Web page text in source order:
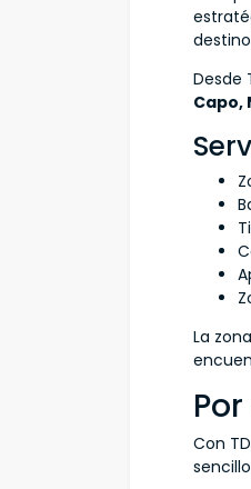
Desde
Capo,
La
Con